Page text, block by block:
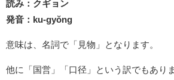
読み：クギョン
発音：ku-gyŏng
意味は、名詞で「見物」となります。
他に「国営」「口径」という訳でもありま